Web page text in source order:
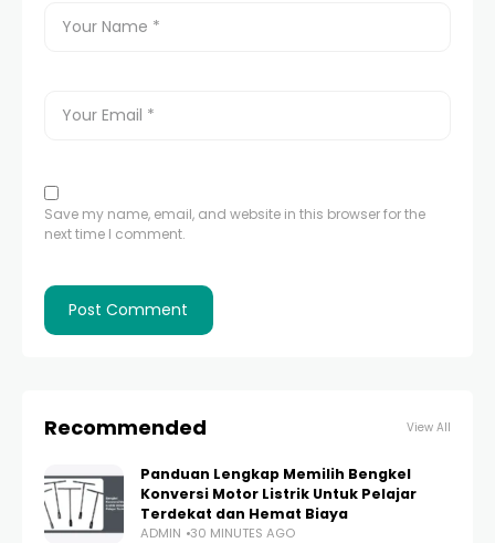
Save my name, email, and website in this browser for the
next time I comment.
Recommended View All
Panduan Lengkap Memilih Bengkel
Konversi Motor Listrik Untuk Pelajar
Terdekat dan Hemat Biaya
ADMIN 30 MINUTES AGO